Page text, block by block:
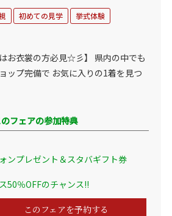
初めての見学
挙式体験
お衣裳の方必見☆彡】 県内の中でも
ップ完備で お気に入りの1着を見つ
のフェアの参加特典
ンプレゼント＆スタバギフト券
50％OFFのチャンス‼
このフェアを予約する